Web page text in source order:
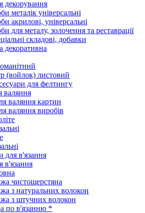
декорування
металік універсальні
акрилові, універсальні
для металу, золочення та реставрації
складові, добавки
декоративна
(войлок) листовий
для фелтингу
валяння
валяння картин
валяння виробів
для в'язання
в'язання
чистошерстяна
з натуральних волокон
з штучних волокон
по в'язанню *